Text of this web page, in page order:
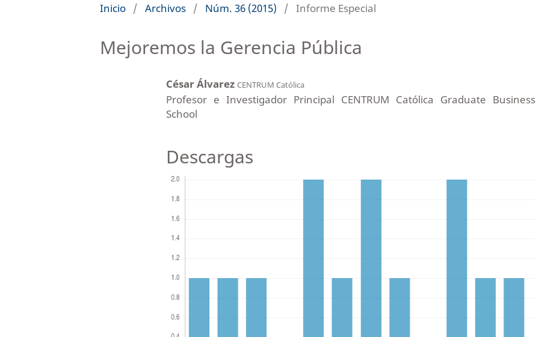
Inicio / Archivos / Núm. 36 (2015) / Informe Especial
Mejoremos la Gerencia Pública
César Álvarez CENTRUM Católica
Profesor e Investigador Principal CENTRUM Católica Graduate Business
School
Descargas